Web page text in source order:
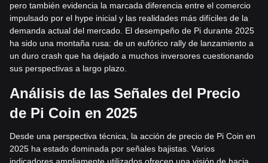
pero también evidencia la marcada diferencia entre el comercio
impulsado por el hype inicial y las realidades más difíciles de la
demanda actual del mercado. El desempeño de Pi durante 2025
ha sido una montaña rusa: de un eufórico rally de lanzamiento a
un duro crash que ha dejado a muchos inversores cuestionando
sus perspectivas a largo plazo.
Análisis de las Señales del Precio
de Pi Coin en 2025
Desde una perspectiva técnica, la acción de precio de Pi Coin en
2025 ha estado dominada por señales bajistas. Varios